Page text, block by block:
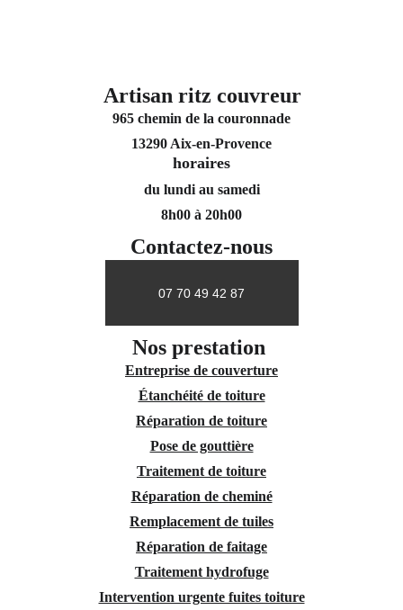
Contactez-nous
07 70 49 42 87
Artisan ritz couvreur
Nos prestation
Entreprise de couverture
Étanchéité de toiture
Réparation de toiture
Pose de gouttière
Traitement de toiture
Réparation de cheminé
Remplacement de tuiles
Réparation de faitage
Traitement hydrofuge
Intervention urgente fuites toiture
965 chemin de la couronnade
13290 Aix-en-Provence
horaires
du lundi au samedi
8h00 à 20h00